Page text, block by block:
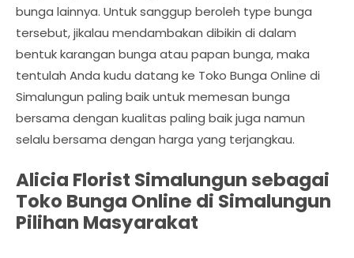
bunga lainnya. Untuk sanggup beroleh type bunga
tersebut, jikalau mendambakan dibikin di dalam
bentuk karangan bunga atau papan bunga, maka
tentulah Anda kudu datang ke Toko Bunga Online di
Simalungun paling baik untuk memesan bunga
bersama dengan kualitas paling baik juga namun
selalu bersama dengan harga yang terjangkau.
Alicia Florist Simalungun sebagai
Toko Bunga Online di Simalungun
Pilihan Masyarakat